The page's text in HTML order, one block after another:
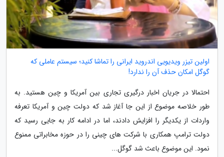
اولین تیزر ویدیویی اندروید ایرانی را تماشا کنید؛ سیستم عاملی که
گوگل امکان حذف آن را ندارد!
احتمالا در جریان اخبار درگیری تجاری بین آمریکا و چین هستید. به
طور خلاصه موضوع از این جا آغاز شد که دولت چین و آمریکا تعرفه
واردات از یکدیگر را افزایش دادند، اما در ادامه کار به جایی رسید که
دولت ترامپ همکاری با شرکت های چینی را در حوزه مخابراتی ممنوع
نمود. این موضوع باعث شد گوگل...